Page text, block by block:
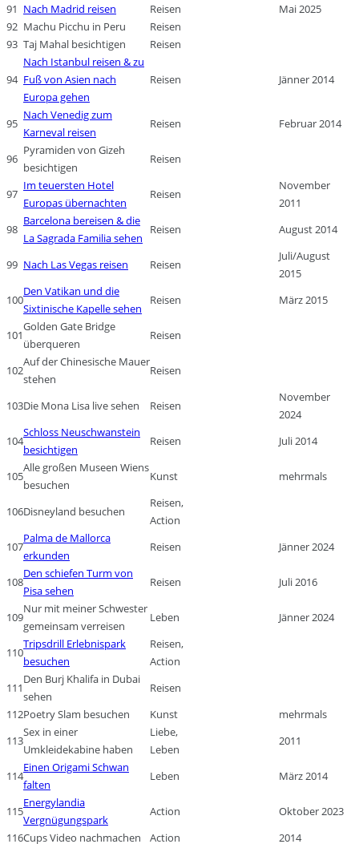
91 Nach Madrid reisen Reisen
Mai 2025
92 Machu Picchu in Peru
Reisen
93 Taj Mahal besichtigen Reisen
94
Nach Istanbul reisen & zu
Fuß von Asien nach
Europa gehen
Reisen Jänner 2014
95
Nach Venedig zum
Karneval reisen
Reisen Februar 2014
96
Pyramiden von Gizeh
besichtigen
Reisen
97
Im teuersten Hotel
Europas übernachten
Reisen
November
2011
98
Barcelona bereisen & die
La Sagrada Familia sehen
Reisen August 2014
99 Nach Las Vegas reisen Reisen
Juli/August
2015
100
Den Vatikan und die
Sixtinische Kapelle sehen
Reisen März 2015
101
Golden Gate Bridge
überqueren
Reisen
102
Auf der Chinesische Mauer
stehen
Reisen
103Die Mona Lisa live sehen Reisen
November
2024
104
Schloss Neuschwanstein
besichtigen
Reisen Juli 2014
105
Alle großen Museen Wiens
besuchen
Kunst mehrmals
106Disneyland besuchen
Reisen,
Action
107
Palma de Mallorca
erkunden
Reisen Jänner 2024
108
Den schiefen Turm von
Pisa sehen
Reisen Juli 2016
109
Nur mit meiner Schwester
gemeinsam verreisen
Leben Jänner 2024
110
Tripsdrill Erlebnispark
besuchen
Reisen,
Action
111
Den Burj Khalifa in Dubai
sehen
Reisen
112Poetry Slam besuchen Kunst
mehrmals
113
Sex in einer
Umkleidekabine haben
Liebe,
Leben
2011
114
Einen Origami Schwan
falten
Leben März 2014
115
Energylandia
Vergnügungspark
Action
Oktober 2023
116Cups Video nachmachen Action 2014